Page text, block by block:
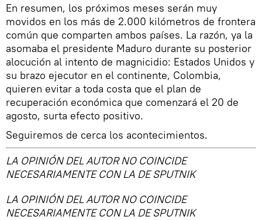
En resumen, los próximos meses serán muy
movidos en los más de 2.000 kilómetros de frontera
común que comparten ambos países. La razón, ya la
asomaba el presidente Maduro durante su posterior
alocución al intento de magnicidio: Estados Unidos y
su brazo ejecutor en el continente, Colombia,
quieren evitar a toda costa que el plan de
recuperación económica que comenzará el 20 de
agosto, surta efecto positivo.
Seguiremos de cerca los acontecimientos.
LA OPINIÓN DEL AUTOR NO COINCIDE
NECESARIAMENTE CON LA DE SPUTNIK
LA OPINIÓN DEL AUTOR NO COINCIDE
NECESARIAMENTE CON LA DE SPUTNIK